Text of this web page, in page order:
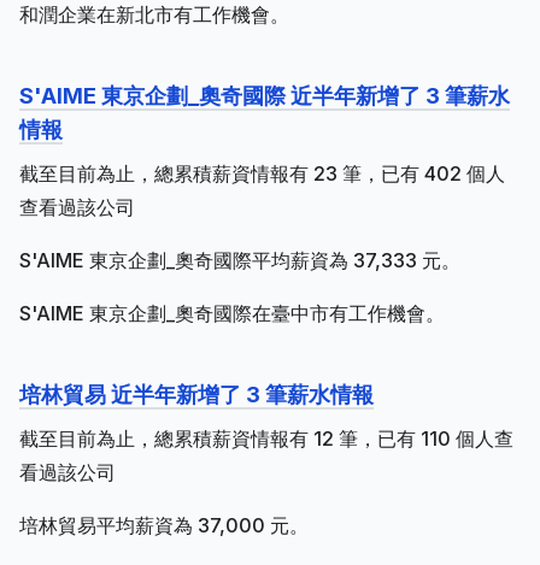
和潤企業在新北市有工作機會。
S'AIME 東京企劃_奧奇國際 近半年新增了 3 筆薪水
情報
截至目前為止，總累積薪資情報有 23 筆，已有 402 個人
查看過該公司
S'AIME 東京企劃_奧奇國際平均薪資為 37,333 元。
S'AIME 東京企劃_奧奇國際在臺中市有工作機會。
培林貿易 近半年新增了 3 筆薪水情報
截至目前為止，總累積薪資情報有 12 筆，已有 110 個人查
看過該公司
培林貿易平均薪資為 37,000 元。